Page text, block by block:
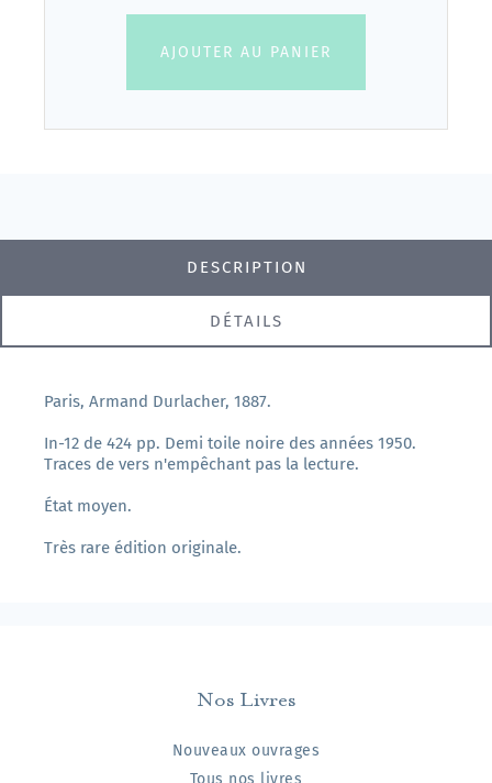
AJOUTER AU PANIER
DESCRIPTION
DÉTAILS
Paris, Armand Durlacher, 1887.
In-12 de 424 pp. Demi toile noire des années 1950.
Traces de vers n'empêchant pas la lecture.
État moyen.
Très rare édition originale.
Nos Livres
Nouveaux ouvrages